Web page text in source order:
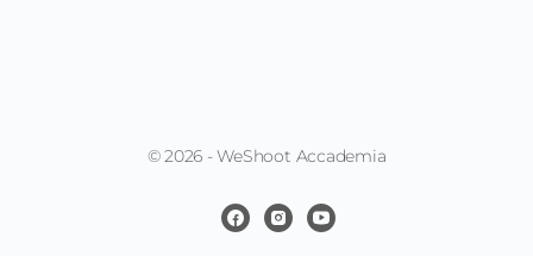
© 2026 - WeShoot Accademia